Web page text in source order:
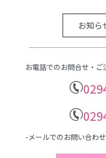
お知ら
お電話でのお問合せ・ご
-メールでのお問い合わ